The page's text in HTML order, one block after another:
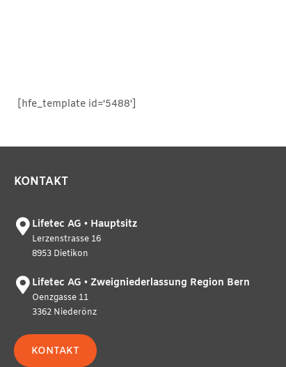
[hfe_template id='5488']
KONTAKT
Lifetec AG • Hauptsitz
Lerzenstrasse 16
8953 Dietikon
Lifetec AG • Zweigniederlassung Region Bern
Oenzgasse 11
3362 Niederönz
KONTAKT